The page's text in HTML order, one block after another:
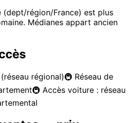
région/France) est plus
. Médianes appart ancien
régional)🚇 Réseau de
🚇 Accès voiture : réseau